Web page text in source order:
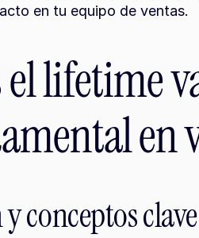
en tu equipo de ventas.
el lifetime
en
conceptos clave